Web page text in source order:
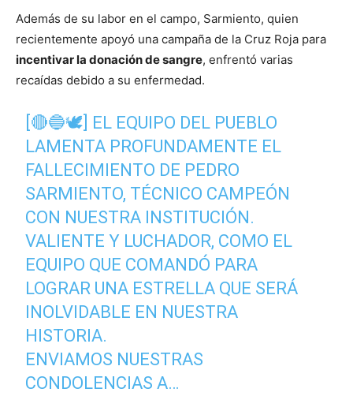
Además de su labor en el campo, Sarmiento, quien
recientemente apoyó una campaña de la Cruz Roja para
incentivar la donación de sangre, enfrentó varias
recaídas debido a su enfermedad.
[🔴🔵🕊️] EL EQUIPO DEL PUEBLO
LAMENTA PROFUNDAMENTE EL
FALLECIMIENTO DE PEDRO
SARMIENTO, TÉCNICO CAMPEÓN
CON NUESTRA INSTITUCIÓN.
VALIENTE Y LUCHADOR, COMO EL
EQUIPO QUE COMANDÓ PARA
LOGRAR UNA ESTRELLA QUE SERÁ
INOLVIDABLE EN NUESTRA
HISTORIA.
ENVIAMOS NUESTRAS
CONDOLENCIAS A…